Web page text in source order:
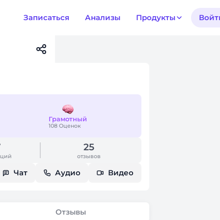
Записаться Анализы Продукты
Грамотный
108 Оценок
25
отзывов
Чат Аудио Видео
Отзывы